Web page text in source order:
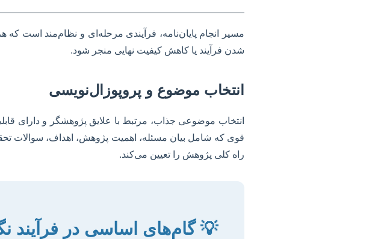
مسیر انجام پایان‌نامه، فرآیندی مرحله‌ای و نظام‌مند است
شدن فرآیند یا کاهش کیفیت نهایی منجر شود.
انتخاب موضوع و پروپوزال‌نویسی
انتخاب موضوعی جذاب، مرتبط با علایق پژوهشگر و دارای
قوی که شامل بیان مسئله، اهمیت پژوهش، اهداف، سوالات
راه کلی پژوهش را تعیین می‌کند.
💡 گام‌های اساسی در فرآیند